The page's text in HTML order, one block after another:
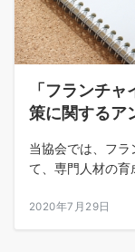
「フランチ
策に関するア
当協会では、フ
て、専門人材の育
2020年7月29日